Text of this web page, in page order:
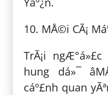
10. MÅ©i CÃ¡
TrÃ¡i ngÆ°á»£c
hung dá»¯
cáº£nh quan